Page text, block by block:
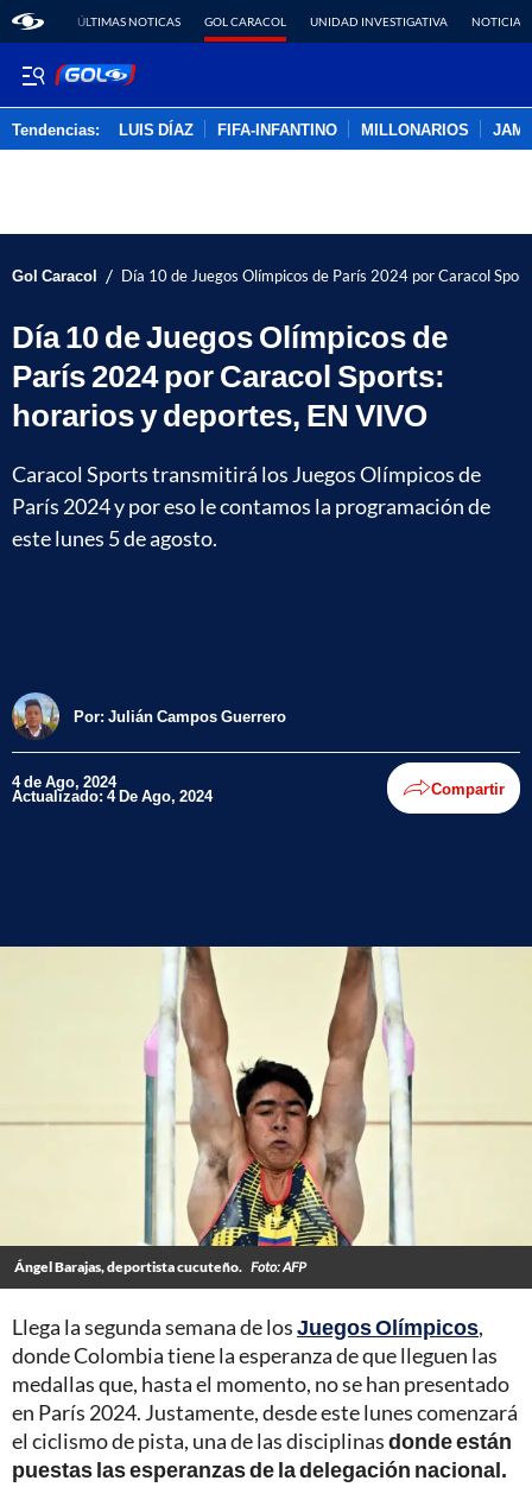
ÚLTIMAS NOTICAS GOL CARACOL UNIDAD INVESTIGATIVA NOTICIAS
Tendencias: LUIS DÍAZ FIFA-INFANTINO MILLONARIOS
Gol Caracol / Día 10 de Juegos Olímpicos de París 2024 por Caracol
Día 10 de Juegos Olímpicos de
París 2024 por Caracol Sports:
horarios y deportes, EN VIVO
Caracol Sports transmitirá los Juegos Olímpicos de
París 2024 y por eso le contamos la programación de
este lunes 5 de agosto.
Por: Julián Campos Guerrero
4 de Ago, 2024
Actualizado: 4 De Ago, 2024 Compartir
Ángel Barajas, deportista cucuteño. Foto: AFP
Llega la segunda semana de losJuegos Olímpicos,
donde Colombia tiene la esperanza de que lleguen las
medallas que, hasta el momento, no se han presentado
en París 2024. Justamente, desde este lunes comenzará
el ciclismo de pista, una de las disciplinasdonde están
puestas las esperanzas de la delegación nacional.